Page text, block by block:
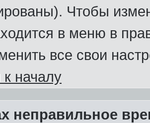
Чтобы
в меню в
все свои
началу
неправильное